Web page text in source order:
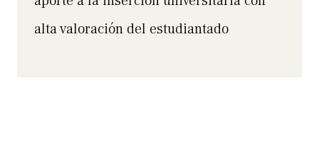
alta valoración del estudiantado